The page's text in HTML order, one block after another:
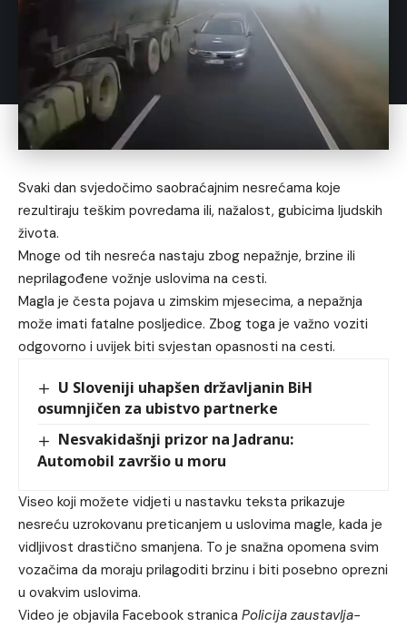
Svaki dan svjedočimo saobraćajnim nesrećama koje
rezultiraju teškim povredama ili, nažalost, gubicima ljudskih
života.
Mnoge od tih nesreća nastaju zbog nepažnje, brzine ili
neprilagođene vožnje uslovima na cesti.
Magla je česta pojava u zimskim mjesecima, a nepažnja
može imati fatalne posljedice. Zbog toga je važno voziti
odgovorno i uvijek biti svjestan opasnosti na cesti.
U Sloveniji uhapšen državljanin BiH
osumnjičen za ubistvo partnerke
Nesvakidašnji prizor na Jadranu:
Automobil završio u moru
Viseo koji možete vidjeti u nastavku teksta prikazuje
nesreću uzrokovanu preticanjem u uslovima magle, kada je
vidljivost drastično smanjena. To je snažna opomena svim
vozačima da moraju prilagoditi brzinu i biti posebno oprezni
u ovakvim uslovima.
Video je objavila Facebook stranica Policija zaustavlja-